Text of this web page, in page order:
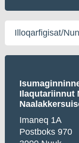
Illoqarfigisat/
toqqaruk
Ilaqutariinnut
Imaneq 1A
Postboks 970